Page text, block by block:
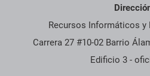
Recursos Informáticos y
Carrera 27 #10-02 Barrio
Edificio 3 -